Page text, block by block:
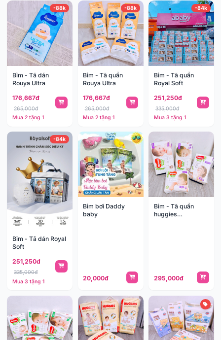
-88k
Bỉm - Tã dán
Rouya Ultra
176,667đ
265,000đ
Mua 2 tặng 1
-88k
Bỉm - Tã quần
Rouya Ultra
176,667đ
265,000đ
Mua 2 tặng 1
-84k
Bỉm - Tã quần
Royal Soft
251,250đ
335,000đ
Mua 3 tặng 1
-84k
Bỉm - Tã dán Royal
Soft
251,250đ
335,000đ
Mua 3 tặng 1
Bỉm bơi Daddy
baby
20,000đ
Bỉm - Tã quần
huggies
295,000đ